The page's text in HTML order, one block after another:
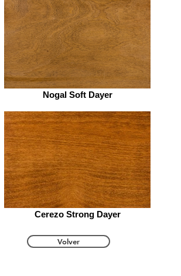
Nogal Soft Dayer
Cerezo Strong Dayer
Volver